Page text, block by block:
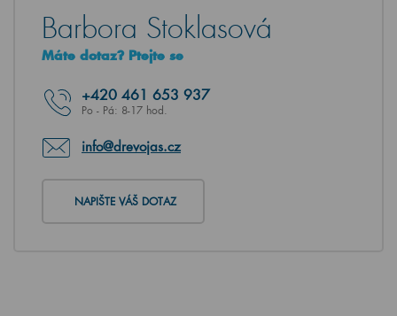
Barbora Stoklasová
Máte dotaz? Ptejte se
+420 461 653 937
Po - Pá: 8-17 hod.
info@drevojas.cz
NAPIŠTE VÁŠ DOTAZ